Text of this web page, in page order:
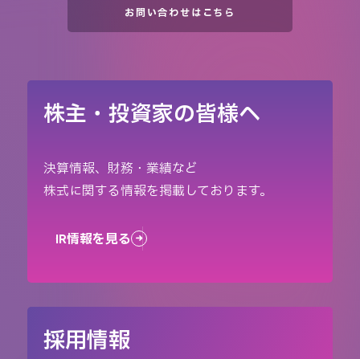
お問い合わせはこちら
株主・投資家の皆様へ
決算情報、財務・業績など
株式に関する情報を掲載しております。
IR情報を見る
採用情報